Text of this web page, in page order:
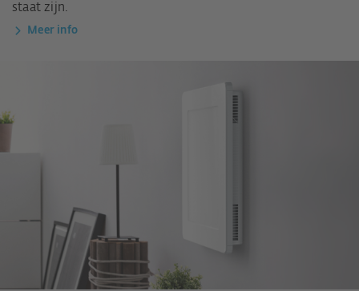
staat zijn.
Meer info